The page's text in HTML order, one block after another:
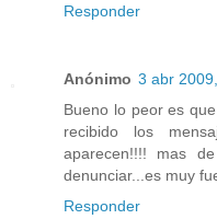
Responder
Anónimo 3 abr
Bueno lo peor es
recibido los
aparecen!!!! mas
denunciar...es muy
Responder